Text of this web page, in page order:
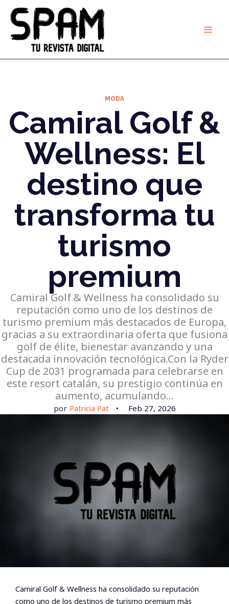
contenido
MODA
Camiral Golf &
Wellness: El
destino que
transforma tu
turismo
premium
Camiral Golf & Wellness ha consolidado su
reputación como uno de los destinos de
turismo premium más destacados de Europa,
gracias a su extraordinaria oferta que fusiona
golf de élite, bienestar avanzando y una
destacada innovación tecnológica.Con la Ryder
Cup de 2031 programada para celebrarse en
este resort catalán, su prestigio continúa en
aumento, acumulando…
por Patricia Pat Feb 27, 2026
Camiral Golf & Wellness ha consolidado su reputación
como uno de los destinos de turismo premium más